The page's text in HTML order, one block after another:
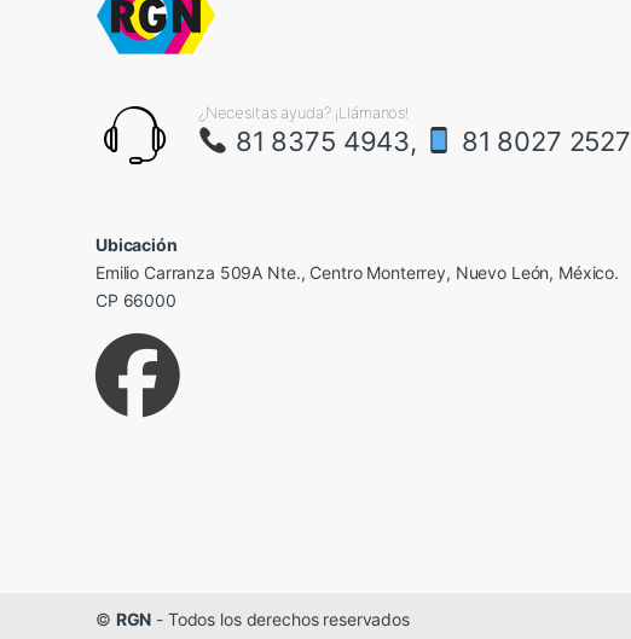
¿Necesitas ayuda? ¡Llámanos!
81 8375 4943, 81 8027 2527
Ubicación
Emilio Carranza 509A Nte., Centro Monterrey, Nuevo León, México.
CP 66000
© RGN - Todos los derechos reservados